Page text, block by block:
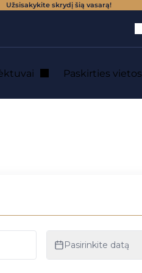
Užsisakykite skrydį šią vasarą!
Paskirties vietos